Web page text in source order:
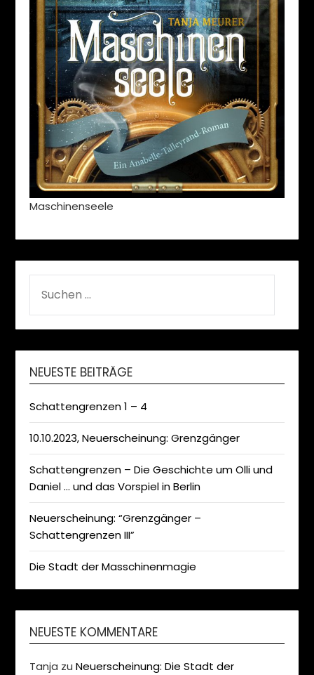
Maschinenseele
NACH:
NEUESTE BEITRÄGE
Schattengrenzen 1 – 4
10.10.2023, Neuerscheinung: Grenzgänger
Schattengrenzen – Die Geschichte um Olli und
Daniel … und das Vorspiel in Berlin
Neuerscheinung: “Grenzgänger –
Schattengrenzen III”
Die Stadt der Masschinenmagie
NEUESTE KOMMENTARE
Tanja zuNeuerscheinung: Die Stadt der